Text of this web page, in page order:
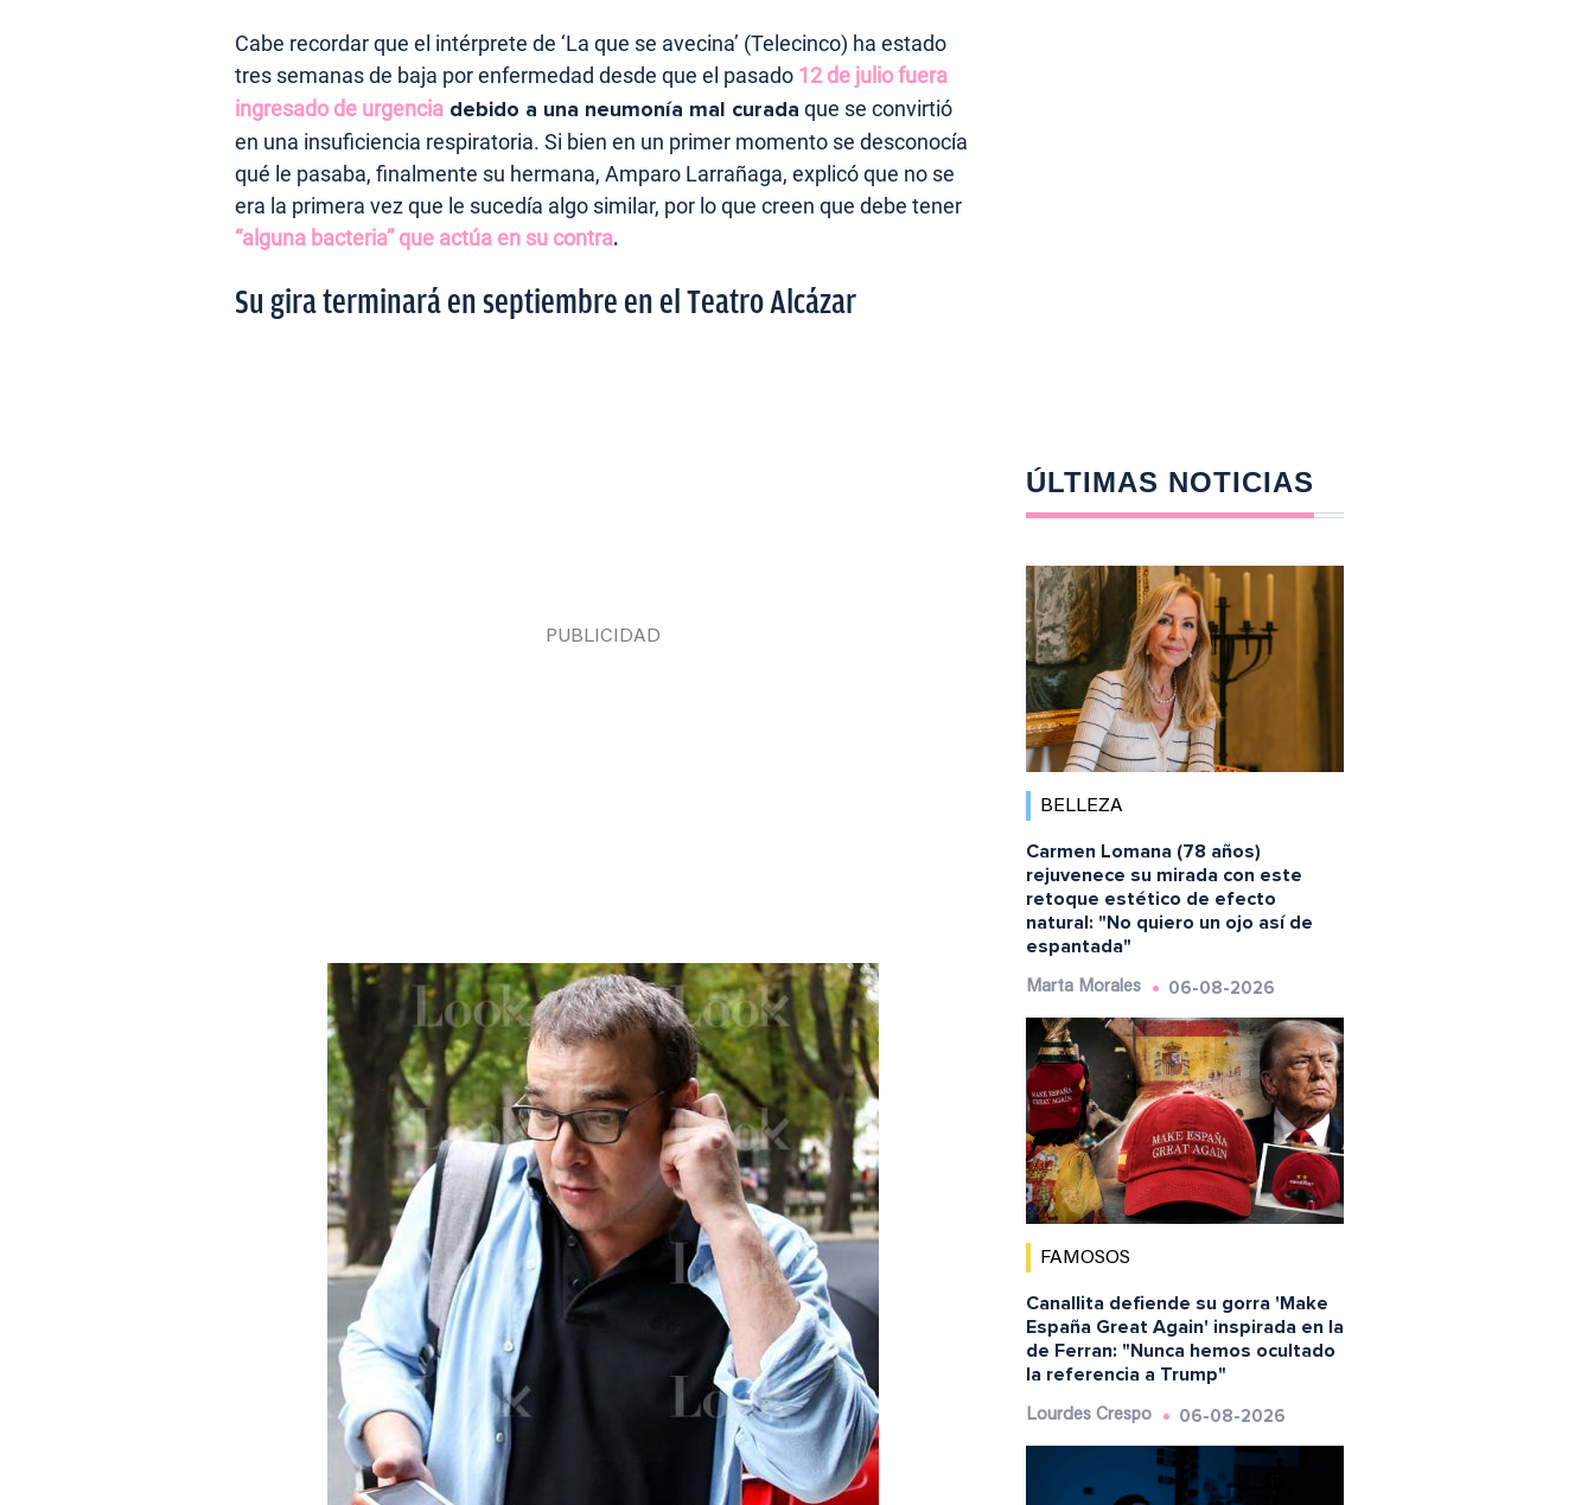
Cabe recordar que el intérprete de ‘La que se avecina’ (Telecinco) ha estado
tres semanas de baja por enfermedad desde que el pasado 12 de julio fuera
ingresado de urgencia debido a una neumonía mal curada que se convirtió
en una insuficiencia respiratoria. Si bien en un primer momento se desconocía
qué le pasaba, finalmente su hermana, Amparo Larrañaga, explicó que no se
era la primera vez que le sucedía algo similar, por lo que creen que debe tener
“alguna bacteria” que actúa en su contra.
Su gira terminará en septiembre en el Teatro Alcázar
ÚLTIMAS NOTICIAS
BELLEZA
Carmen Lomana (78 años)
rejuvenece su mirada con este
retoque estético de efecto
natural: "No quiero un ojo así de
espantada"
Marta Morales 06-08-2026
FAMOSOS
Canallita defiende su gorra 'Make
España Great Again' inspirada en la
de Ferran: "Nunca hemos ocultado
la referencia a Trump"
Lourdes Crespo 06-08-2026